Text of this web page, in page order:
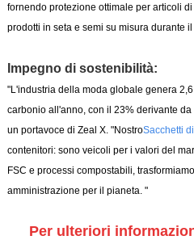
fornendo protezione ottimale per articoli
prodotti in seta e semi su misura durante il
Impegno di sostenibilità:
"L'industria della moda globale genera
carbonio all'anno, con il 23% derivante
un portavoce di Zeal X. "NostroSacchetti
contenitori: sono veicoli per i valori del
FSC e processi compostabili,
amministrazione per il pianeta. "
Per ulteriori